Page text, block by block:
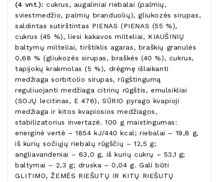
(4 vnt.): cukrus, augaliniai riebalai (palmių,
sviestmedžio, palmių branduolių), gliukozės sirupas,
saldintas sutirštintas PIENAS (PIENAS (55 %),
cukrus (45 %), liesi kakavos milteliai, KIAUŠINIŲ
baltymų milteliai, tirštiklis agaras, braškių granulės
0,68 % (gliukozės sirupas, braškės (40 %), cukrus,
tapijokų krakmolas (5 %), drėgmę išlaikanti
medžiaga sorbitolio sirupas, rūgštingumą
reguliuojanti medžiaga citrinų rūgštis, emulsikliai
(SOJŲ lecitinas, E 476), SŪRIO pyrago kvapioji
medžiaga ir kitos kvapiosios medžiagos,
stabilizatorius invertazė. 100 g maistingumas:
energinė vertė – 1854 kJ/440 kcal; riebalai – 19,8 g,
iš kurių sočiųjų riebalų rūgščių – 12,5 g;
angliavandeniai – 63,0 g, iš kurių cukrų – 53,1 g;
baltymai – 2,3 g; druska – 0,04 g. Gali būti
GLITIMO, ŽEMĖS RIEŠUTŲ IR KITŲ RIEŠUTŲ